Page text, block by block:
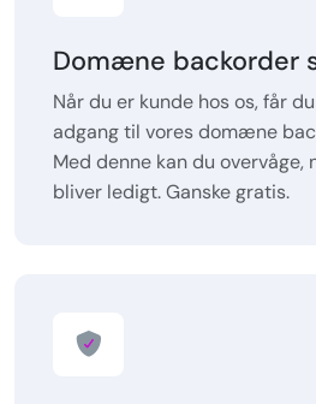
Domæne backorder
Når du er kunde hos os, får
adgang til vores domæne
Med denne kan du
bliver ledigt. Ganske gratis.